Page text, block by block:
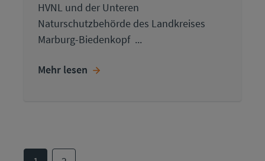
HVNL und der Unteren
Naturschutzbehörde des Landkreises
Marburg-Biedenkopf ...
Mehr lesen